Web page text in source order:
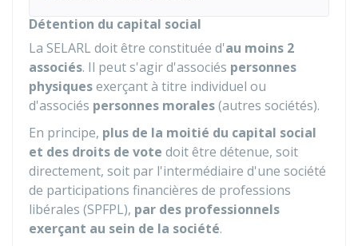
Détention du capital social
La SELARL doit être constituée d'au moins 2
associés. Il peut s'agir d'associés personnes
physiquesexerçant à titre individuel ou
d'associés personnes morales(autres sociétés).
En principe, plus de la moitié du capital social
et des droits de vote doit être détenue, soit
directement, soit par l'intermédiaire d'une société
de participations financières de professions
libérales (SPFPL), par des professionnels
exerçant au sein de la société.